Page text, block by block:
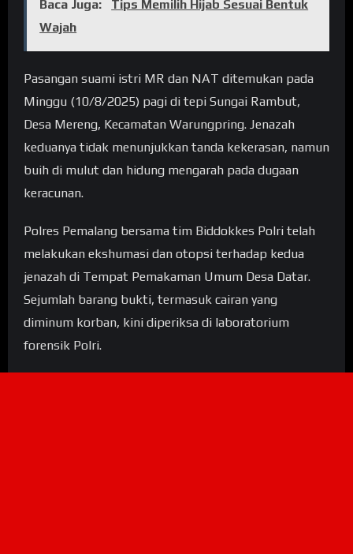
Baca Juga:
Tips Memilih Hijab Sesuai Bentuk
Wajah
Pasangan suami istri MR dan NAT ditemukan pada
Minggu (10/8/2025) pagi di tepi Sungai Rambut,
Desa Mereng, Kecamatan Warungpring. Jenazah
keduanya tidak menunjukkan tanda kekerasan, namun
buih di mulut dan hidung mengarah pada dugaan
keracunan.
Polres Pemalang bersama tim Biddokkes Polri telah
melakukan ekshumasi dan otopsi terhadap kedua
jenazah di Tempat Pemakaman Umum Desa Datar.
Sejumlah barang bukti, termasuk cairan yang
diminum korban, kini diperiksa di laboratorium
forensik Polri.